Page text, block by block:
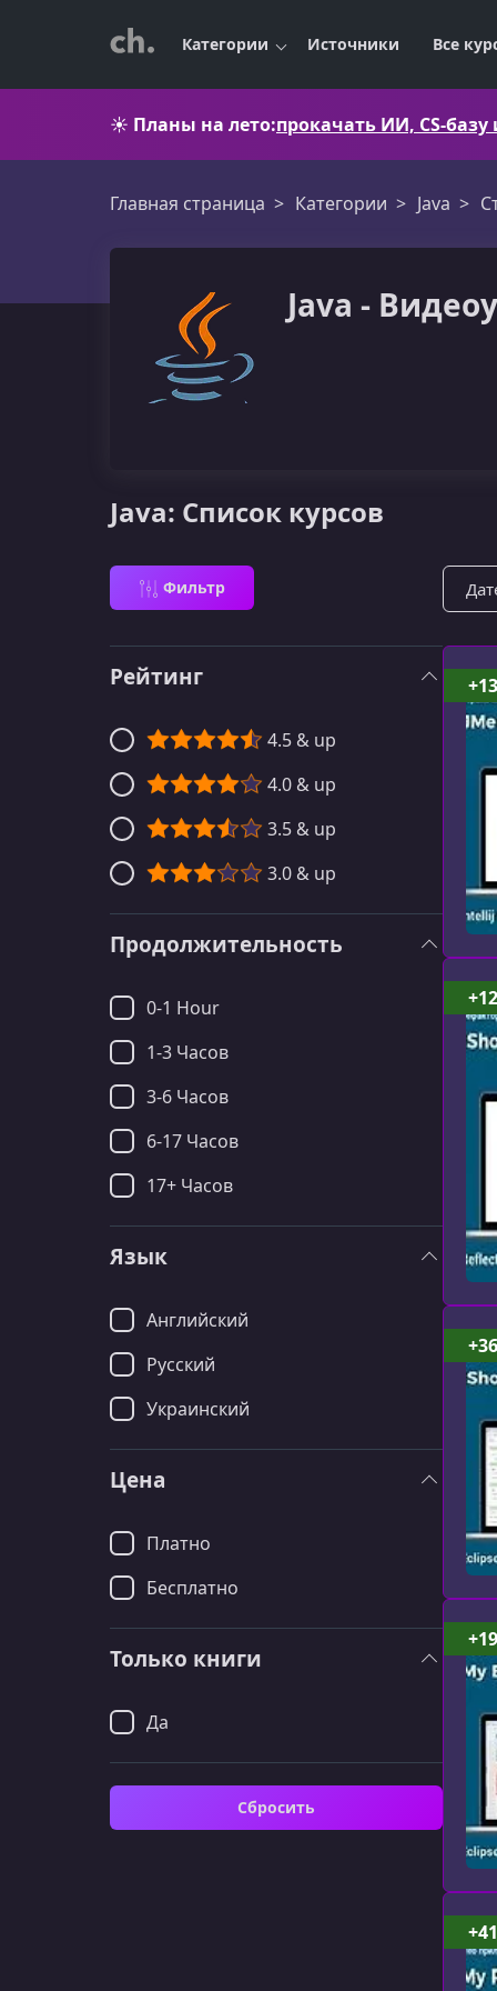
Категории Источники Все
☀️ Планы на лето:прокачать ИИ, CS-
Главная страница Категории Java
Java -
Java: Список курсов
Фильтр
Рейтинг
4.5 & up
4.0 & up
3.5 & up
3.0 & up
Продолжительность
0-1 Hour
1-3 Часов
3-6 Часов
6-17 Часов
17+ Часов
Язык
Английский
Русский
Украинский
Цена
Платно
Бесплатно
Только книги
Да
Сбросить
+13
+12
+36
+19
+41